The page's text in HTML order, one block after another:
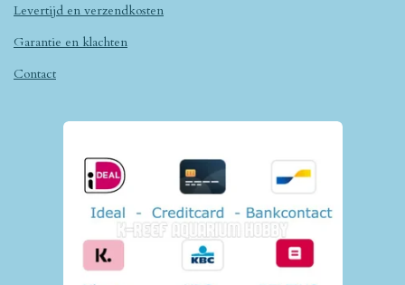
Levertijd en verzendkosten
Garantie en klachten
Contact